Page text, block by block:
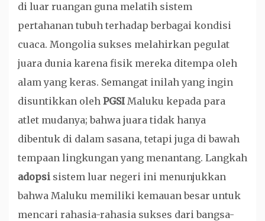
di luar ruangan guna melatih sistem
pertahanan tubuh terhadap berbagai kondisi
cuaca. Mongolia sukses melahirkan pegulat
juara dunia karena fisik mereka ditempa oleh
alam yang keras. Semangat inilah yang ingin
disuntikkan oleh PGSI Maluku kepada para
atlet mudanya; bahwa juara tidak hanya
dibentuk di dalam sasana, tetapi juga di bawah
tempaan lingkungan yang menantang. Langkah
adopsi sistem luar negeri ini menunjukkan
bahwa Maluku memiliki kemauan besar untuk
mencari rahasia-rahasia sukses dari bangsa-